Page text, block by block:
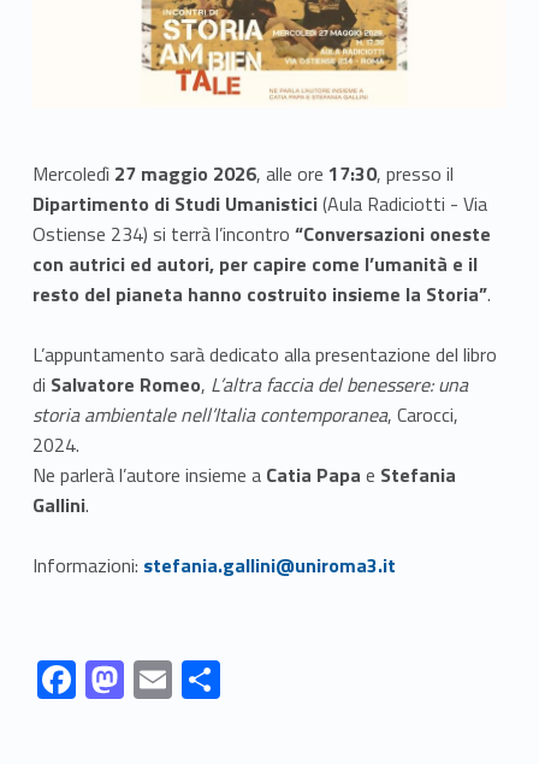
Mercoledì 27 maggio 2026, alle ore 17:30, presso il
Dipartimento di Studi Umanistici(Aula Radiciotti - Via
Ostiense 234) si terrà l’incontro “Conversazioni oneste
con autrici ed autori, per capire come l’umanità e il
resto del pianeta hanno costruito insieme la Storia”.
L’appuntamento sarà dedicato alla presentazione del libro
di Salvatore Romeo, L’altra faccia del benessere: una
storia ambientale nell’Italia contemporanea, Carocci,
2024.
Ne parlerà l’autore insieme a Catia Papa e Stefania
Gallini.
Informazioni: stefania.gallini@uniroma3.it
Link identifier #identifier__104537-1 F
ac
Link identifier #identifier__155552-2 M
as
Link identifier #identifier__19488-3 E
m
Link identifier #identifier__63907-4 C
o